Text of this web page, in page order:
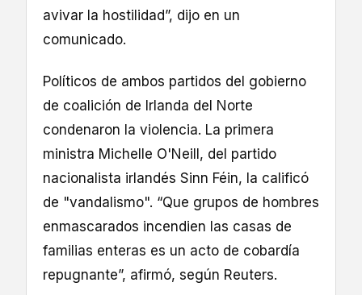
avivar la hostilidad”, dijo en un
comunicado.
Políticos de ambos partidos del gobierno
de coalición de Irlanda del Norte
condenaron la violencia. La primera
ministra Michelle O'Neill, del partido
nacionalista irlandés Sinn Féin, la calificó
de "vandalismo". “Que grupos de hombres
enmascarados incendien las casas de
familias enteras es un acto de cobardía
repugnante”, afirmó, según Reuters.